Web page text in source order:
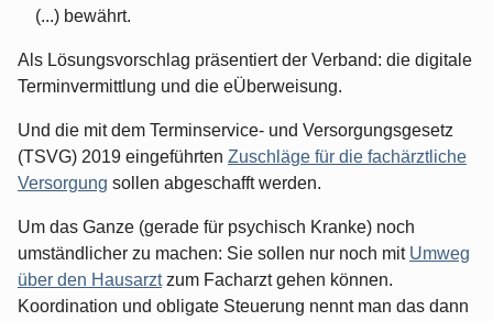
(...) bewährt.
Als Lösungsvorschlag präsentiert der Verband: die digitale
Terminvermittlung und die eÜberweisung.
Und die mit dem Terminservice- und Versorgungsgesetz
(TSVG) 2019 eingeführten Zuschläge für die fachärztliche
Versorgung sollen abgeschafft werden.
Um das Ganze (gerade für psychisch Kranke) noch
umständlicher zu machen: Sie sollen nur noch mit Umweg
über den Hausarztzum Facharzt gehen können.
Koordination und obligate Steuerung nennt man das dann